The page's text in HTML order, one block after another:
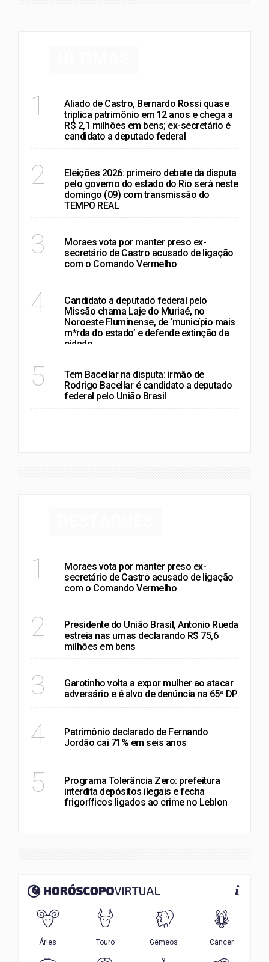
1
Aliado de Castro, Bernardo Rossi quase
triplica patrimônio em 12 anos e chega a
R$ 2,1 milhões em bens; ex-secretário é
candidato a deputado federal
2
Eleições 2026: primeiro debate da disputa
pelo governo do estado do Rio será neste
domingo (09) com transmissão do
TEMPO REAL
3
Moraes vota por manter preso ex-
secretário de Castro acusado de ligação
com o Comando Vermelho
4
Candidato a deputado federal pelo
Missão chama Laje do Muriaé, no
Noroeste Fluminense, de ‘município mais
m*rda do estado’ e defende extinção da
cidade
5
Tem Bacellar na disputa: irmão de
Rodrigo Bacellar é candidato a deputado
federal pelo União Brasil
1
Moraes vota por manter preso ex-
secretário de Castro acusado de ligação
com o Comando Vermelho
2
Presidente do União Brasil, Antonio Rueda
estreia nas urnas declarando R$ 75,6
milhões em bens
3
Garotinho volta a expor mulher ao atacar
adversário e é alvo de denúncia na 65ª DP
4
Patrimônio declarado de Fernando
Jordão cai 71% em seis anos
5
Programa Tolerância Zero: prefeitura
interdita depósitos ilegais e fecha
frigoríficos ligados ao crime no Leblon